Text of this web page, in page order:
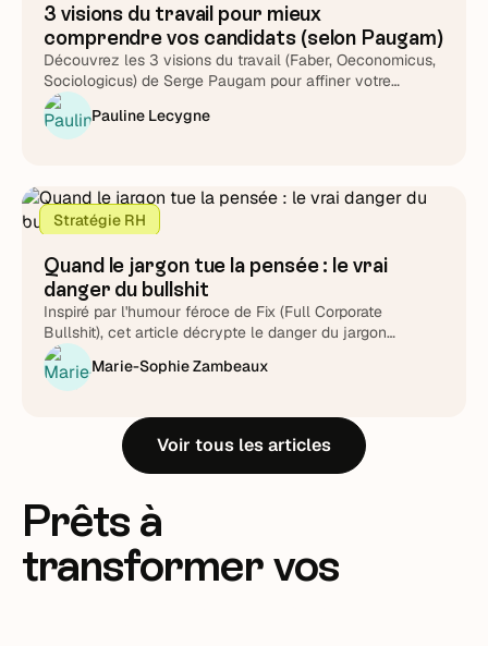
3 visions du travail pour mieux
comprendre vos candidats (selon Paugam)
Découvrez les 3 visions du travail (Faber, Oeconomicus,
Sociologicus) de Serge Paugam pour affiner votre
compréhension des candidats. Optimisez vos entretiens
et recrutements RH.
Pauline Lecygne
Stratégie RH
Quand le jargon tue la pensée : le vrai
danger du bullshit
Inspiré par l'humour féroce de Fix (Full Corporate
Bullshit), cet article décrypte le danger du jargon
managérial : un poison qui tue la pensée.
Marie-Sophie Zambeaux
Voir tous les articles
Prêts à
transformer vos